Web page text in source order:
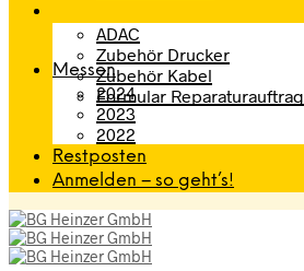
ADAC
Zubehör Drucker
Zubehör Kabel
Formular Reparaturauftrag
Messen
2024
2023
2022
Restposten
Anmelden – so geht’s!